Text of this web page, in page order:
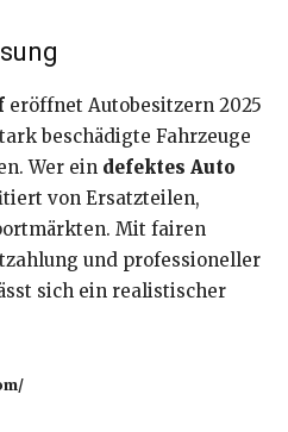
eröffnet Autobesitzern 2025
beschädigte Fahrzeuge
Wer ein defektes Auto
von Ersatzteilen,
Mit fairen
und professioneller
sich ein realistischer